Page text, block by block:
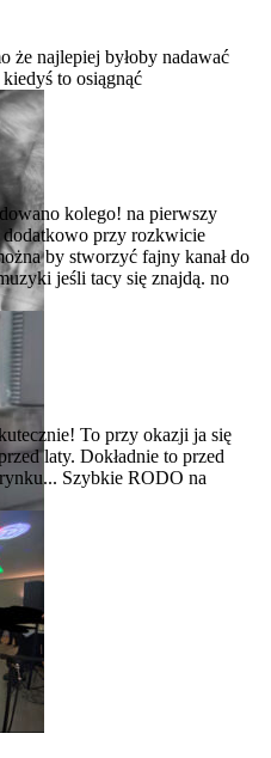
najlepiej byłoby nadawać
to osiągnąć
kolego! na pierwszy
dodatkowo przy rozkwicie
by stworzyć fajny kanał do
jeśli tacy się znajdą. no
To przy okazji ja się
laty. Dokładnie to przed
Szybkie RODO na